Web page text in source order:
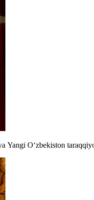
Yangi O‘zbekiston